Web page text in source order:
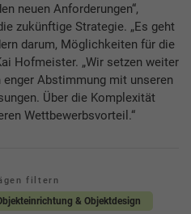
neuen Anforderungen“,
zukünftige Strategie. „Es geht
darum, Möglichkeiten für die
Hofmeister. „Wir setzen weiter
Abstimmung mit unseren
Über die Komplexität
Wettbewerbsvorteil.“
filtern
& Objektdesign